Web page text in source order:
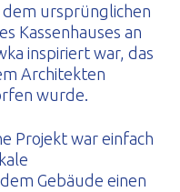
ursprünglichen
Kassenhauses an
inspiriert war, das
Architekten
wurde.
Projekt war einfach
Gebäude einen